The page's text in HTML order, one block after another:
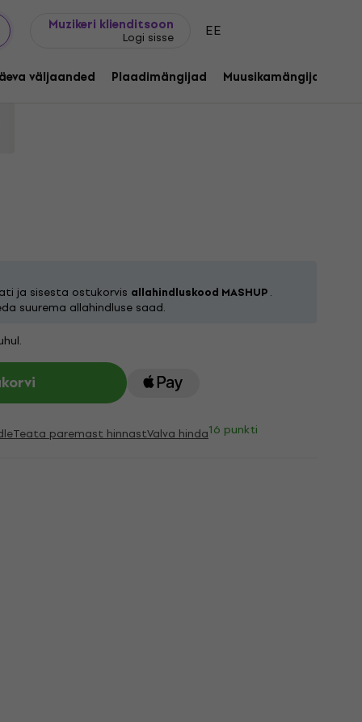
Muzikeri klienditsoon
Logi sisse EE
väljaanded Plaadimängijad Muusikamängijad
- Fear Me Now (7" Vinyl)
1204151
ja sisesta ostukorvis allahindluskood MASHUP.
suurema allahindluse saad.
Teata paremast hinnastValva hinda16 punkti